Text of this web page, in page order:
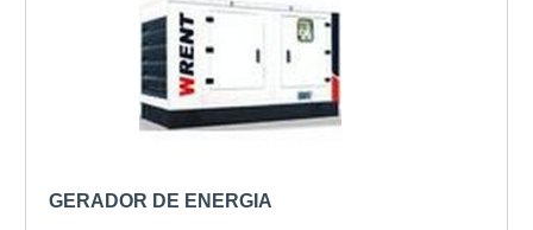
COMO É A MANUTENÇÃO DE UM
GERADOR DE 300KVA?
A manutenção regular inclui verificações de óleo,
funcionamento otimizado. A Energia24Horas
necessidade de manutenção ou custos de
GERADOR DE ENERGIA